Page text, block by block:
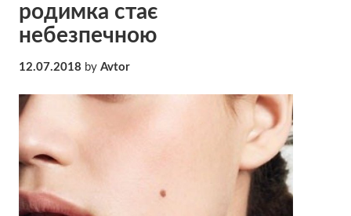
родимка стає
небезпечною
12.07.2018 by Avtor